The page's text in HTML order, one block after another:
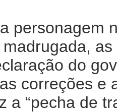
personagem
do
correções e
a “pecha de